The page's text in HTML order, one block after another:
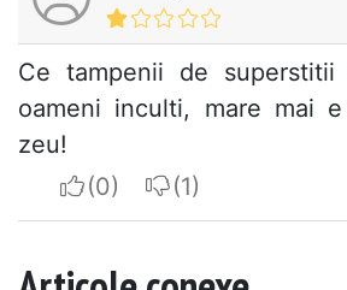
Ce tampenii de
oameni inculti, mare mai
zeu!
I apreciateI do not